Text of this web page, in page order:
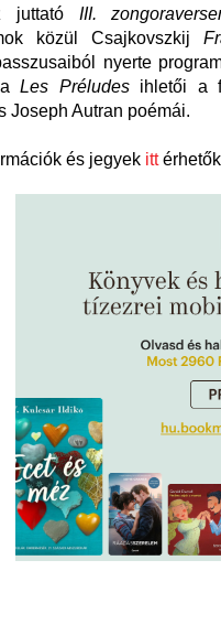
juttató III.
közül Csajkovszkij
nyerte
aLes Préludesihletői a
Joseph Autran poémái.
és jegyek itt